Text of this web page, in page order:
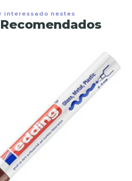
interessado nestes